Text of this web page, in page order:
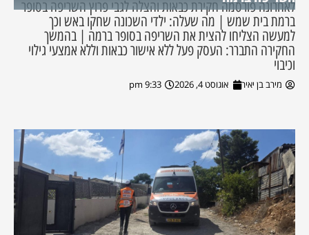
לאחרונה פורסמה חקירת כבאות והצלה לגבי פרוץ השריפה בסופר
ברמת בית שמש | מה שעלה: ילדי השכונה שחקו באש וכך
למעשה הצליחו להצית את השריפה בסופר ברמה | בהמשך
החקירה התברר: העסק פעל ללא אישור כבאות וללא אמצעי גילוי
וכיבוי
מירב בן יאיר אוגוסט 4, 2026 9:33 pm